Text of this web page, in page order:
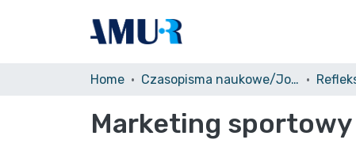
Home Czasopisma naukowe/Journals
Marketing sportowy